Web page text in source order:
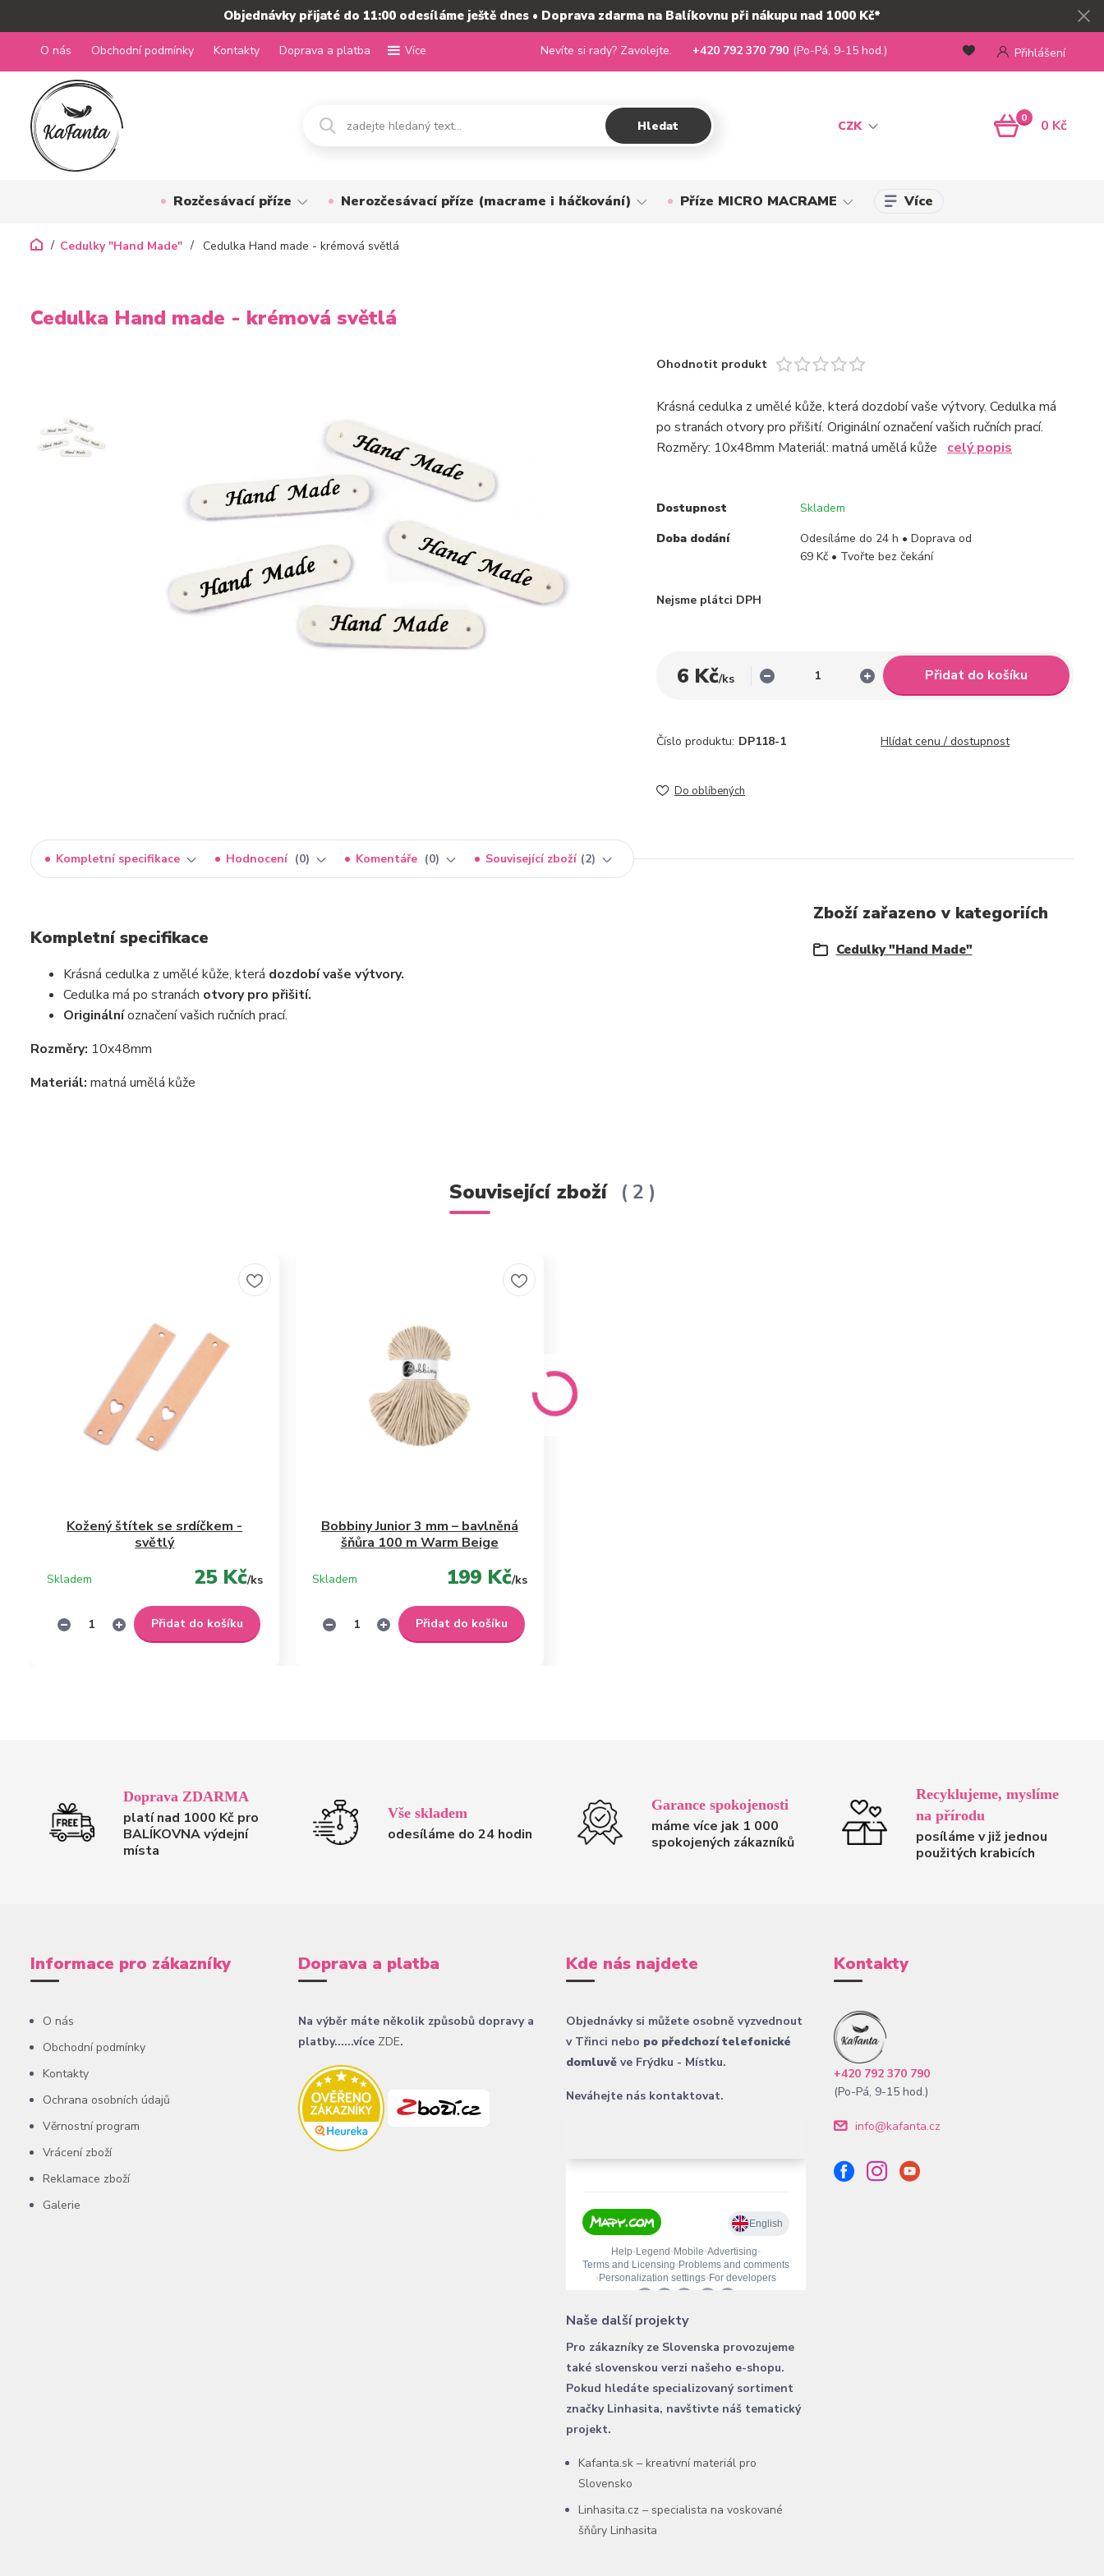
Objednávky přijaté do 11:00 odesíláme ještě dnes • Doprava zdarma na Balíkovnu při nákupu nad 1000 Kč*
O nás Obchodní podmínky Kontakty Doprava a platba Více
CZK
Přihlášení
Hledat
Nevíte si rady? Zavolejte. +420 792 370 790 (Po-Pá, 9-15 hod.)
0 0 Kč
Rozčesávací příze Nerozčesávací příze (macrame i háčkování) Příze MICRO MACRAME Více
Cedulky "Hand Made" Cedulka Hand made - krémová světlá
Cedulka Hand made - krémová světlá
Ohodnotit produkt
Krásná cedulka z umělé kůže, která dozdobí vaše výtvory. Cedulka má
po stranách otvory pro přišití. Originální označení vašich ručních prací.
Rozměry: 10x48mm Materiál: matná umělá kůže celý popis
Dostupnost
Skladem
Doba dodání
Odesíláme do 24 h • Doprava od
69 Kč • Tvořte bez čekání
Nejsme plátci DPH
6 Kč/ks Přidat do košíku
Číslo produktu: DP118-1 Hlídat cenu / dostupnost
Do oblíbených
Kompletní specifikace Hodnocení 0 Komentáře 0 Související zboží 2
Kompletní specifikace
Krásná cedulka z umělé kůže, která dozdobí vaše výtvory.
Cedulka má po stranách otvory pro přišití.
Originálníoznačení vašich ručních prací.
Rozměry: 10x48mm
Materiál: matná umělá kůže
Zboží zařazeno v kategoriích
Cedulky "Hand Made"
Související zboží 2
Kožený štítek se srdíčkem -
světlý
25 Kč/ks
Skladem
Přidat do košíku
Bobbiny Junior 3 mm – bavlněná
šňůra 100 m Warm Beige
199 Kč/ks
Skladem
Přidat do košíku
Doprava ZDARMA
platí nad 1000 Kč pro
BALÍKOVNA výdejní
místa
Vše skladem
odesíláme do 24 hodin
Garance spokojenosti
máme více jak 1 000
spokojených zákazníků
Recyklujeme, myslíme
na přírodu
posíláme v již jednou
použitých krabicích
Informace pro zákazníky
O nás
Obchodní podmínky
Kontakty
Ochrana osobních údajů
Věrnostní program
Vrácení zboží
Reklamace zboží
Galerie
Doprava a platba
Na výběr máte několik způsobů dopravy a
platby......více ZDE.
Kde nás najdete
Objednávky si můžete osobně vyzvednout
v Třinci nebo po předchozí telefonické
domluvě ve Frýdku - Místku.
Neváhejte nás kontaktovat.
Naše další projekty
Pro zákazníky ze Slovenska provozujeme
také slovenskou verzi našeho e-shopu.
Pokud hledáte specializovaný sortiment
značky Linhasita, navštivte náš tematický
projekt.
Kafanta.sk – kreativní materiál pro
Slovensko
Linhasita.cz – specialista na voskované
šňůry Linhasita
Kontakty
+420 792 370 790
(Po-Pá, 9-15 hod.)
info@kafanta.cz